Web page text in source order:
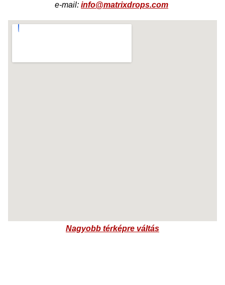
e-mail: info@matrixdrops.com
Nagyobb térképre váltás